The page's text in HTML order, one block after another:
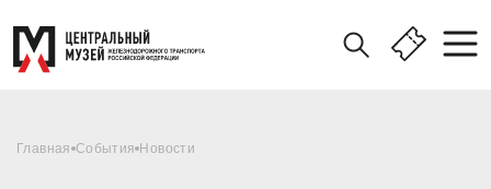
Главная События Новости